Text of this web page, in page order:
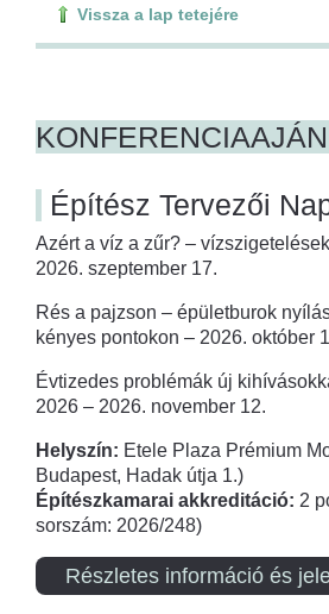
Vissza a lap tetejére
Építész Tervezői
Azért a víz a zűr? –
2026. szeptember 17.
Rés a pajzson – épületburok
kényes pontokon – 2026. október
Évtizedes problémák új
2026 – 2026. november 12.
Helyszín: Etele Plaza Prémium
Budapest, Hadak útja 1.)
Építészkamarai akkreditáció: 2
sorszám: 2026/248)
Részletes információ és